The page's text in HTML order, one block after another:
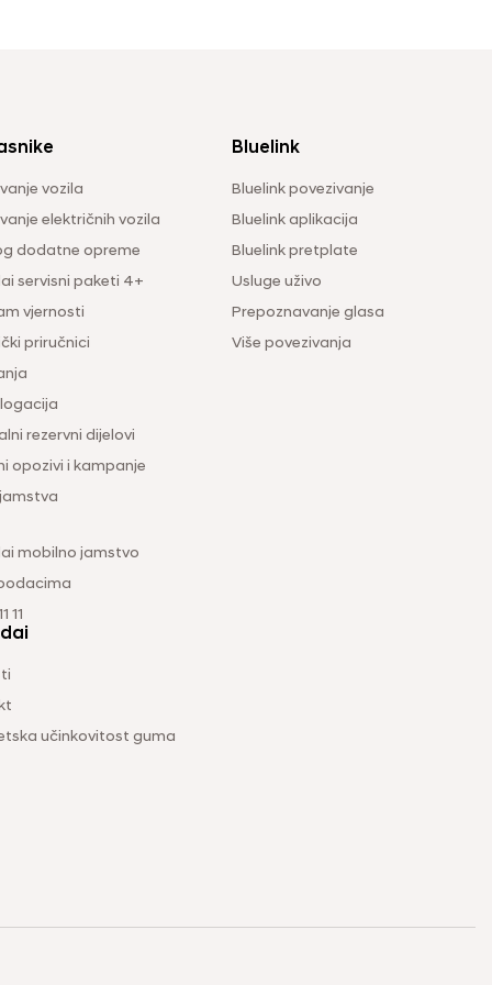
vozila
električnih vozila
dodatne opreme
servisni paketi 4+
vjernosti
priručnici
rezervni dijelovi
opozivi i kampanje
mobilno jamstvo
11
Bluelink
Bluelink povezivanje
Bluelink aplikacija
Bluelink pretplate
Usluge uživo
Prepoznavanje glasa
Više povezivanja
učinkovitost guma